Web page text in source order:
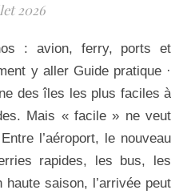
2026
y aller Guide pratique ·
des îles les plus faciles à
Mais « facile » ne veut
l’aéroport, le nouveau
rapides, les bus, les
saison, l’arrivée peut